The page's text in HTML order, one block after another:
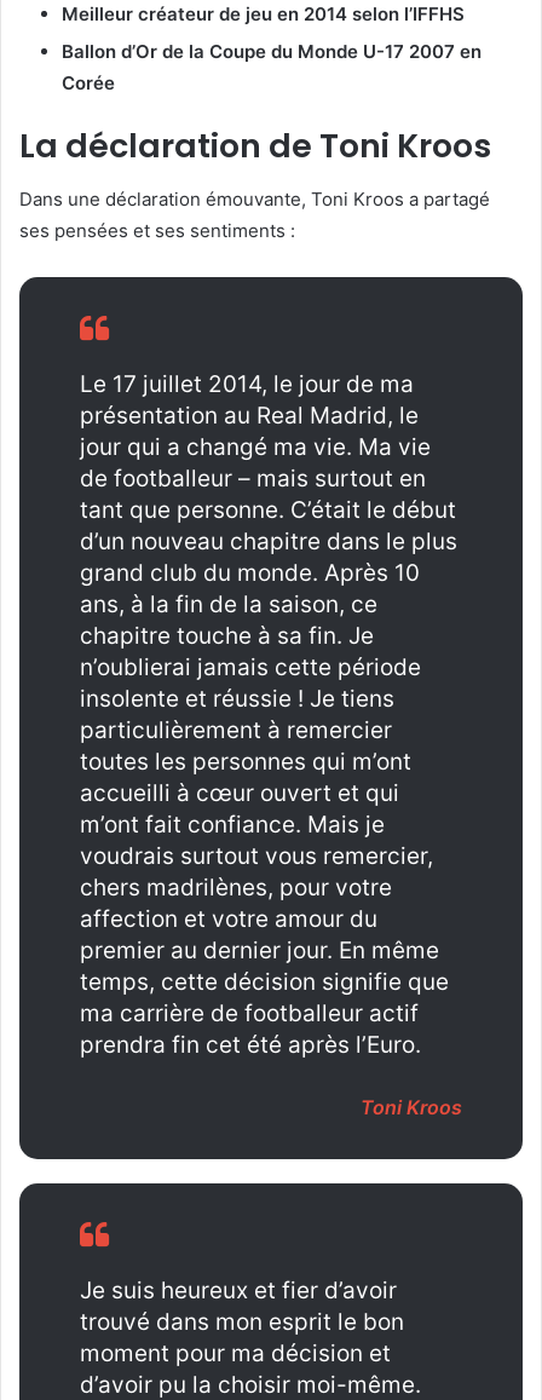
Meilleur créateur de jeu en 2014 selon l’IFFHS
Ballon d’Or de la Coupe du Monde U-17 2007 en
Corée
La déclaration de Toni Kroos
Dans une déclaration émouvante, Toni Kroos a partagé
ses pensées et ses sentiments :
Le 17 juillet 2014, le jour de ma
présentation au Real Madrid, le
jour qui a changé ma vie. Ma vie
de footballeur – mais surtout en
tant que personne. C’était le début
d’un nouveau chapitre dans le plus
grand club du monde. Après 10
ans, à la fin de la saison, ce
chapitre touche à sa fin. Je
n’oublierai jamais cette période
insolente et réussie ! Je tiens
particulièrement à remercier
toutes les personnes qui m’ont
accueilli à cœur ouvert et qui
m’ont fait confiance. Mais je
voudrais surtout vous remercier,
chers madrilènes, pour votre
affection et votre amour du
premier au dernier jour. En même
temps, cette décision signifie que
ma carrière de footballeur actif
prendra fin cet été après l’Euro.
Toni Kroos
Je suis heureux et fier d’avoir
trouvé dans mon esprit le bon
moment pour ma décision et
d’avoir pu la choisir moi-même.